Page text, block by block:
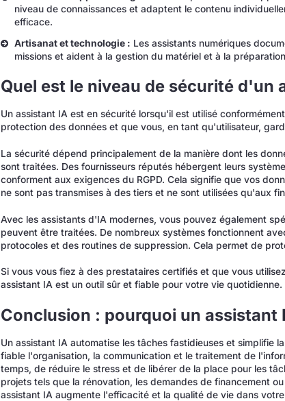
niveau de connaissances et adaptent le contenu
efficace.
Artisanat et technologie : Les assistants numériques
missions et aident à la gestion du matériel et à la
Quel est le niveau de sécurité d'un
Un assistant IA est en sécurité lorsqu'il est utilisé
protection des données et que vous, en tant qu'utilisateur,
La sécurité dépend principalement de la manière dont les
sont traitées. Des fournisseurs réputés hébergent leurs
conforment aux exigences du RGPD. Cela signifie que vos
ne sont pas transmises à des tiers et ne sont utilisées qu'aux
Avec les assistants d'IA modernes, vous pouvez également
peuvent être traitées. De nombreux systèmes fonctionnent
protocoles et des routines de suppression. Cela permet de
Si vous vous fiez à des prestataires certifiés et que vous
assistant IA est un outil sûr et fiable pour votre vie quotidienne.
Conclusion : pourquoi un assistant
Un assistant IA automatise les tâches fastidieuses et simplifie
fiable l'organisation, la communication et le traitement de
temps, de réduire le stress et de libérer de la place pour les
projets tels que la rénovation, les demandes de financement
assistant IA augmente l'efficacité et la qualité de vie dans